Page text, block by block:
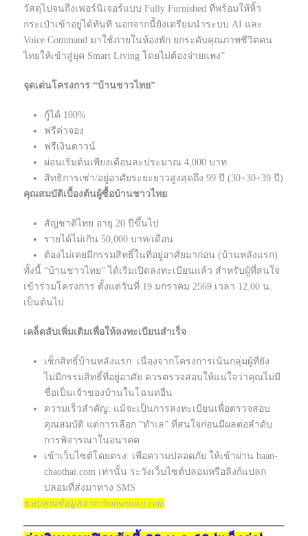
วัสดุไปจนถึงเฟอร์นิเจอร์แบบ Fully Furnished ที่พร้อมให้หิ้ว
กระเป๋าเข้าอยู่ได้ทันที นอกจากนี้ยังเตรียมนำระบบ AI และ
Voice Command มาใช้ภายในห้องพัก ยกระดับคุณภาพชีวิตคน
ไทยให้เข้าสู่ยุค Smart Living โดยไม่ต้องจ่ายแพง”
จุดเด่นโครงการ “บ้านชาวไทย”
กู้ได้ 100%
ฟรีค่าจอง
ฟรีเงินดาวน์
ผ่อนเริ่มต้นเพียงเดือนละประมาณ 4,000 บาท
สิทธิการเช่า/อยู่อาศัยระยะยาวสูงสุดถึง 99 ปี (30+30+39 ปี)
คุณสมบัติเบื้องต้นผู้ซื้อบ้านชาวไทย
สัญชาติไทย อายุ 20 ปีขึ้นไป
รายได้ไม่เกิน 50,000 บาท/เดือน
ต้องไม่เคยมีกรรมสิทธิ์ในที่อยู่อาศัยมาก่อน (บ้านหลังแรก)
ทั้งนี้ “บ้านชาวไทย” ได้เริ่มเปิดลงทะเบียนแล้ว สำหรับผู้ที่สนใจ
เข้าร่วมโครงการ ตั้งแต่วันที่ 19 มกราคม 2569 เวลา 12.00 น.
เป็นต้นไป
เคล็ดลับเพิ่มเติมเพื่อให้ลงทะเบียนสำเร็จ
เช็กสิทธิ์บ้านหลังแรก: เนื่องจากโครงการเน้นกลุ่มผู้ที่ยัง
ไม่มีกรรมสิทธิ์ที่อยู่อาศัย ควรตรวจสอบให้แน่ใจว่าคุณไม่มี
ชื่อเป็นเจ้าของบ้านในโฉนดอื่น
ความเร็วสำคัญ: แม้จะเป็นการลงทะเบียนเพื่อตรวจสอบ
คุณสมบัติ แต่การเลือก “ทำเล” ที่สนใจก่อนมีผลต่อลำดับ
การพิจารณาในอนาคต
เข้าเว็บไซต์โดยตรง: เพื่อความปลอดภัย ให้เข้าผ่าน baan-
chaothai.com เท่านั้น ระวังเว็บไซต์ปลอมหรือลิงก์แปลก
ปลอมที่ส่งมาทาง SMS
ขอบคุณข้อมูลจาก thansettakij.com